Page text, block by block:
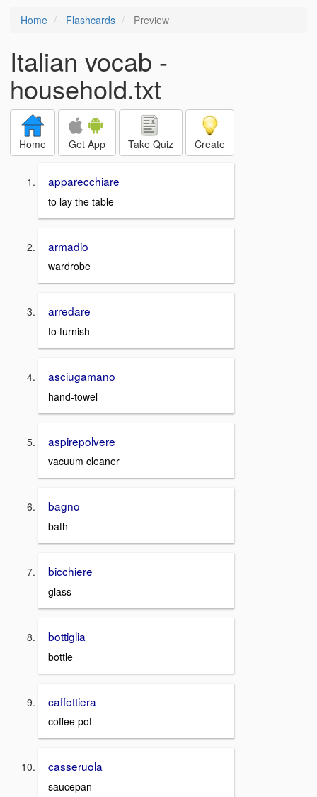
Home Flashcards Preview
Italian vocab -
household.txt
Home Get App Take Quiz Create
apparecchiare
to lay the table
armadio
wardrobe
arredare
to furnish
asciugamano
hand-towel
aspirepolvere
vacuum cleaner
bagno
bath
bicchiere
glass
bottiglia
bottle
caffettiera
coffee pot
casseruola
saucepan